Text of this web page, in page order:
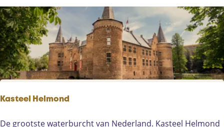
n
d
e
u
m
Kasteel Helmond
K
De grootste waterburcht van Nederland. Kasteel Helmond